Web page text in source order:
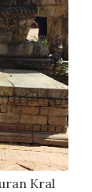
Kral